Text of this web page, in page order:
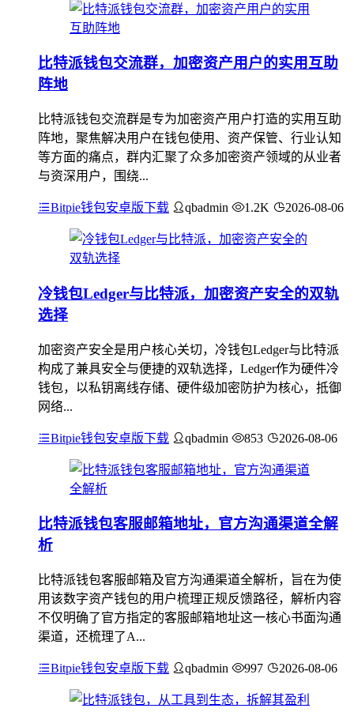
比特派钱包交流群，加密资产用户的实用互助
阵地
比特派钱包交流群是专为加密资产用户打造的实用互助
阵地，聚焦解决用户在钱包使用、资产保管、行业认知
等方面的痛点，群内汇聚了众多加密资产领域的从业者
与资深用户，围绕...
Bitpie钱包安卓版下载 qbadmin 1.2K 2026-08-06
冷钱包Ledger与比特派，加密资产安全的双轨
选择
加密资产安全是用户核心关切，冷钱包Ledger与比特派
构成了兼具安全与便捷的双轨选择，Ledger作为硬件冷
钱包，以私钥离线存储、硬件级加密防护为核心，抵御
网络...
Bitpie钱包安卓版下载 qbadmin 853 2026-08-06
比特派钱包客服邮箱地址，官方沟通渠道全解
析
比特派钱包客服邮箱及官方沟通渠道全解析，旨在为使
用该数字资产钱包的用户梳理正规反馈路径，解析内容
不仅明确了官方指定的客服邮箱地址这一核心书面沟通
渠道，还梳理了A...
Bitpie钱包安卓版下载 qbadmin 997 2026-08-06